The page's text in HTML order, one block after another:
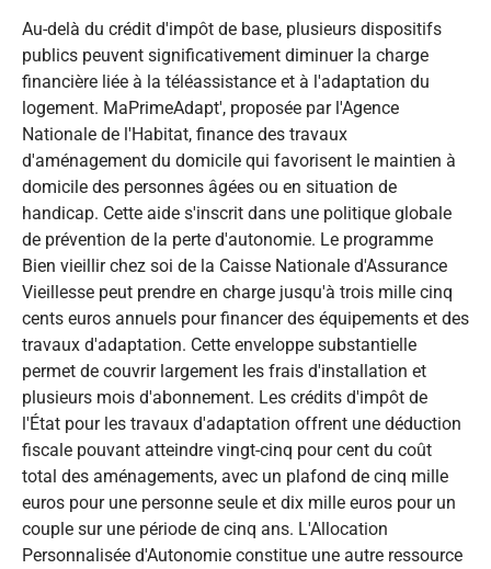
Au-delà du crédit d'impôt de base, plusieurs dispositifs
publics peuvent significativement diminuer la charge
financière liée à la téléassistance et à l'adaptation du
logement. MaPrimeAdapt', proposée par l'Agence
Nationale de l'Habitat, finance des travaux
d'aménagement du domicile qui favorisent le maintien à
domicile des personnes âgées ou en situation de
handicap. Cette aide s'inscrit dans une politique globale
de prévention de la perte d'autonomie. Le programme
Bien vieillir chez soi de la Caisse Nationale d'Assurance
Vieillesse peut prendre en charge jusqu'à trois mille cinq
cents euros annuels pour financer des équipements et des
travaux d'adaptation. Cette enveloppe substantielle
permet de couvrir largement les frais d'installation et
plusieurs mois d'abonnement. Les crédits d'impôt de
l'État pour les travaux d'adaptation offrent une déduction
fiscale pouvant atteindre vingt-cinq pour cent du coût
total des aménagements, avec un plafond de cinq mille
euros pour une personne seule et dix mille euros pour un
couple sur une période de cinq ans. L'Allocation
Personnalisée d'Autonomie constitue une autre ressource